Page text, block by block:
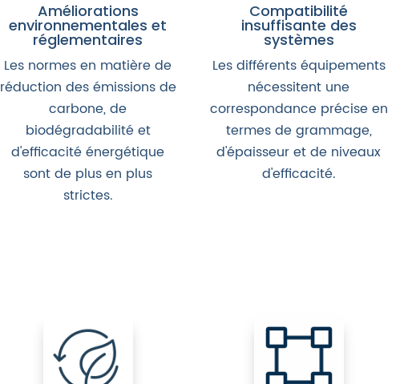
Améliorations
environnementales et
réglementaires
Les normes en matière de
réduction des émissions de
carbone, de
biodégradabilité et
d'efficacité énergétique
sont de plus en plus
strictes.
Compatibilité
insuffisante des
systèmes
Les différents équipements
nécessitent une
correspondance précise en
termes de grammage,
d'épaisseur et de niveaux
d'efficacité.